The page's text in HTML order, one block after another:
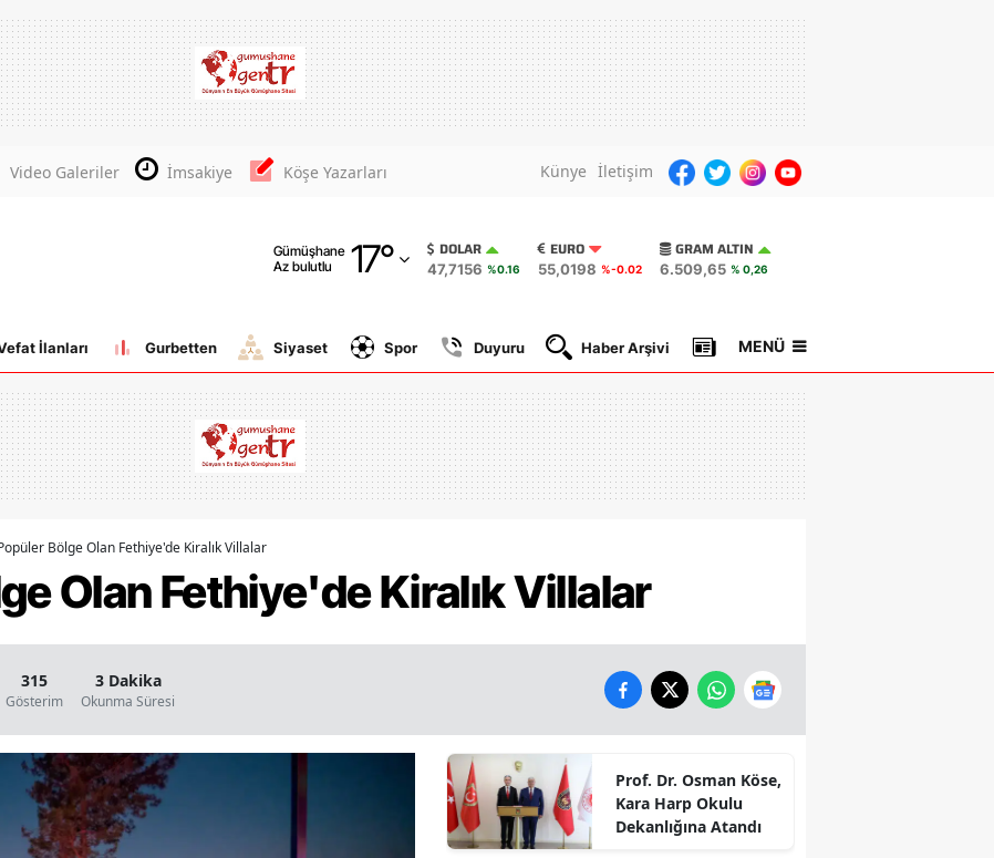
Video Galeriler İmsakiye Köşe Yazarları Künye İletişim
Gümüşhane
Az bulutlu
17°
Adana
Adıyaman
Amasya
Antalya
Aydın
Balıkesir
Bitlis
Çankırı
DOLAR
47,7156 %0.16
EURO
55,0198 %-0.02
GRAM ALTIN
6.509,65 % 0,26
İlanları Gurbetten Siyaset Spor Duyuru Haber Arşivi Gazete Manşetleri
MENÜ
Bölge Olan Fethiye'de Kiralık Villalar
Olan Fethiye'de Kiralık Villalar
315
Gösterim
3 Dakika
Okunma Süresi
Prof. Dr. Osman Köse,
Kara Harp Okulu
Dekanlığına Atandı